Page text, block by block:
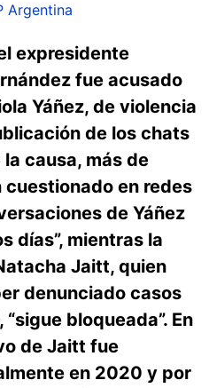
Argentina
expresidente
fue acusado
Yáñez, de violencia
de los chats
causa, más de
en redes
de Yáñez
días”, mientras la
Jaitt, quien
denunciado casos
bloqueada”. En
de Jaitt fue
en 2020 y por